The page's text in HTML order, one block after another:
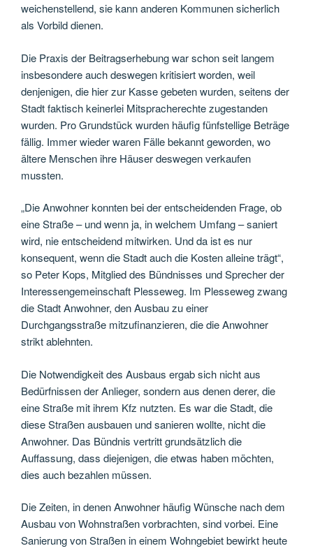
weichenstellend, sie kann anderen Kommunen sicherlich
als Vorbild dienen.
Die Praxis der Beitragserhebung war schon seit langem
insbesondere auch deswegen kritisiert worden, weil
denjenigen, die hier zur Kasse gebeten wurden, seitens der
Stadt faktisch keinerlei Mitspracherechte zugestanden
wurden. Pro Grundstück wurden häufig fünfstellige Beträge
fällig. Immer wieder waren Fälle bekannt geworden, wo
ältere Menschen ihre Häuser deswegen verkaufen
mussten.
„Die Anwohner konnten bei der entscheidenden Frage, ob
eine Straße – und wenn ja, in welchem Umfang – saniert
wird, nie entscheidend mitwirken. Und da ist es nur
konsequent, wenn die Stadt auch die Kosten alleine trägt“,
so Peter Kops, Mitglied des Bündnisses und Sprecher der
Interessengemeinschaft Plesseweg. Im Plesseweg zwang
die Stadt Anwohner, den Ausbau zu einer
Durchgangsstraße mitzufinanzieren, die die Anwohner
strikt ablehnten.
Die Notwendigkeit des Ausbaus ergab sich nicht aus
Bedürfnissen der Anlieger, sondern aus denen derer, die
eine Straße mit ihrem Kfz nutzten. Es war die Stadt, die
diese Straßen ausbauen und sanieren wollte, nicht die
Anwohner. Das Bündnis vertritt grundsätzlich die
Auffassung, dass diejenigen, die etwas haben möchten,
dies auch bezahlen müssen.
Die Zeiten, in denen Anwohner häufig Wünsche nach dem
Ausbau von Wohnstraßen vorbrachten, sind vorbei. Eine
Sanierung von Straßen in einem Wohngebiet bewirkt heute